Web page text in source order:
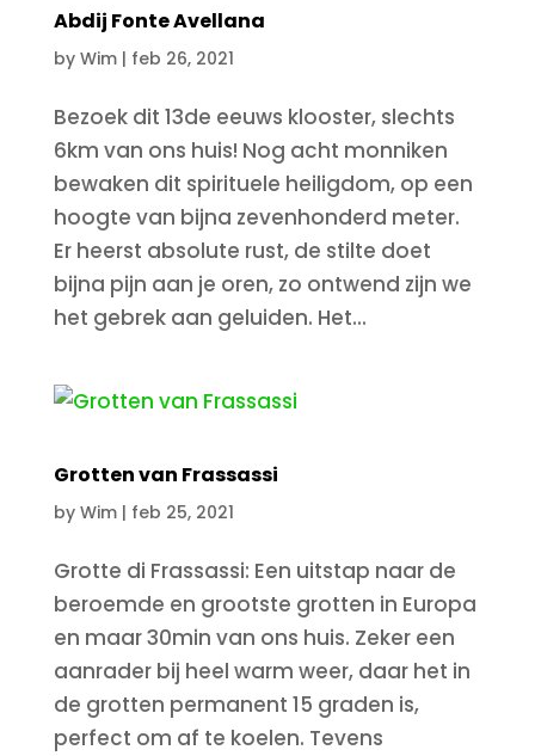
Abdij Fonte Avellana
by Wim| feb 26, 2021
Bezoek dit 13de eeuws klooster, slechts
6km van ons huis! Nog acht monniken
bewaken dit spirituele heiligdom, op een
hoogte van bijna zevenhonderd meter.
Er heerst absolute rust, de stilte doet
bijna pijn aan je oren, zo ontwend zijn we
het gebrek aan geluiden. Het...
Grotten van Frassassi
by Wim| feb 25, 2021
Grotte di Frassassi: Een uitstap naar de
beroemde en grootste grotten in Europa
en maar 30min van ons huis. Zeker een
aanrader bij heel warm weer, daar het in
de grotten permanent 15 graden is,
perfect om af te koelen. Tevens